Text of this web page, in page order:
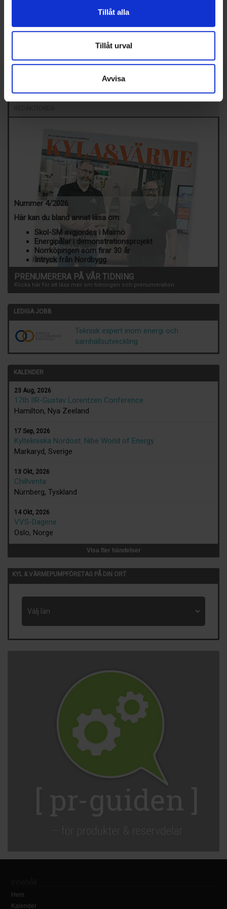
Tillåt alla
Tillåt urval
Avvisa
MEDIAPLAN
Nummer 4/2026
Här kan du bland annat läsa om:
Skol-SM avgjordes i Malmö
Energipålar i demonstrationsprojekt
Norrköpingen som firar 30 år
Intryck från Nordbygg
PRENUMERERA PÅ VÅR TIDNING
Klicka här för att läsa mer om tidningen och prenumeration
LEDIGA JOBB
Teknisk expert inom energi och
samhällsutveckling
KALENDER
23 Aug, 2026
17th IIR-Gustav Lorentzen Conference
Hamilton, Nya Zeeland
17 Sep, 2026
Kyltekniska Nordost: Nibe World of Energy
Markaryd, Sverige
13 Okt, 2026
Chillventa
Nürnberg, Tyskland
14 Okt, 2026
VVS-Dagene
Oslo, Norge
Visa fler händelser
KYL & VÄRMEPUMPFÖRETAG PÅ DIN ORT
Hem
Kalender